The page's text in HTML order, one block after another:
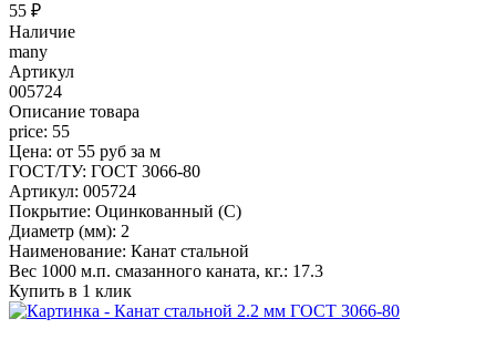
55 ₽
Наличие
many
Артикул
005724
Описание товара
price: 55
Цена: от 55 руб за м
ГОСТ/ТУ: ГОСТ 3066-80
Артикул: 005724
Покрытие: Оцинкованный (С)
Диаметр (мм): 2
Наименование: Канат стальной
Вес 1000 м.п. смазанного каната, кг.: 17.3
Купить в 1 клик